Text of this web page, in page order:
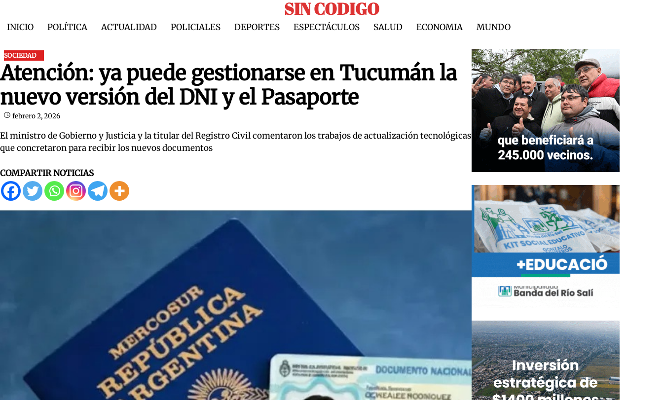
content
SIN CODIGO
INICIO POLÍTICA ACTUALIDAD POLICIALES DEPORTES ESPECTÁCULOS SALUD ECONOMIA MUNDO
SOCIEDAD
Atención: ya puede gestionarse en Tucumán la
nuevo versión del DNI y el Pasaporte
febrero 2, 2026
El ministro de Gobierno y Justicia y la titular del Registro Civil comentaron los trabajos de actualización tecnológicas
que concretaron para recibir los nuevos documentos
COMPARTIR NOTICIAS